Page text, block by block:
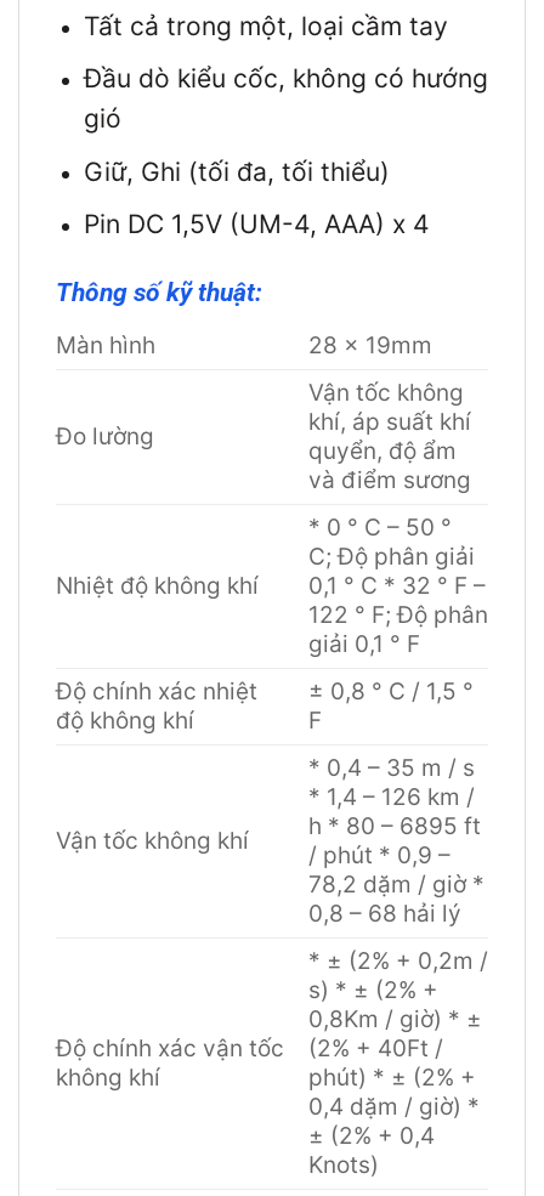
Tất cả trong một, loại cầm tay
Đầu dò kiểu cốc, không có hướng
gió
Giữ, Ghi (tối đa, tối thiểu)
Pin DC 1,5V (UM-4, AAA) x 4
Thông số kỹ thuật:
Màn hình 28 x 19mm
Đo lường
Vận tốc không
khí, áp suất khí
quyển, độ ẩm
và điểm sương
Nhiệt độ không khí
* 0 ° C – 50 °
C; Độ phân giải
0,1 ° C * 32 ° F –
122 ° F; Độ phân
giải 0,1 ° F
Độ chính xác nhiệt
độ không khí
± 0,8 ° C / 1,5 °
F
Vận tốc không khí
* 0,4 – 35 m / s
* 1,4 – 126 km /
h * 80 – 6895 ft
/ phút * 0,9 –
78,2 dặm / giờ *
0,8 – 68 hải lý
Độ chính xác vận tốc
không khí
* ± (2% + 0,2m /
s) * ± (2% +
0,8Km / giờ) * ±
(2% + 40Ft /
phút) * ± (2% +
0,4 dặm / giờ) *
± (2% + 0,4
Knots)